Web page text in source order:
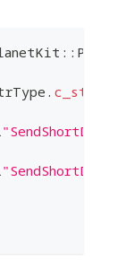
::
. c_str
"SendShortData